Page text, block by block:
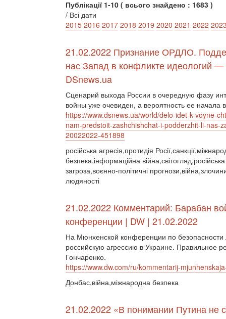
Публікації 1-10 ( всього знайдено : 1683 )
/ Всі дати
2015 2016 2017 2018 2019 2020 2021 2022
21.02.2022 Признание ОРДЛО.
нас Запад в конфликте идеологий —
DSnews.ua
Сценарий выхода России в очередную фазу
войны уже очевиден, а вероятность ее начала
https://www.dsnews.ua/world/delo-idet-k-voyne-
nam-predstoit-zashchishchat-i-podderzhit-li-nas-
20022022-451898
російська агресія,протидія
безпека,інформаційна війна,світогляд,російська
загроза,воєнно-політичні
людяності
21.02.2022 Комментарий: Барабан
конференции | DW | 21.02.2022
На Мюнхенской конференции по
российскую агрессию в Украине. Правильное
Гончаренко.
https://www.dw.com/ru/kommentarij-
Донбас,війна,міжнародна безпека
21.02.2022 «В понимании Путина не